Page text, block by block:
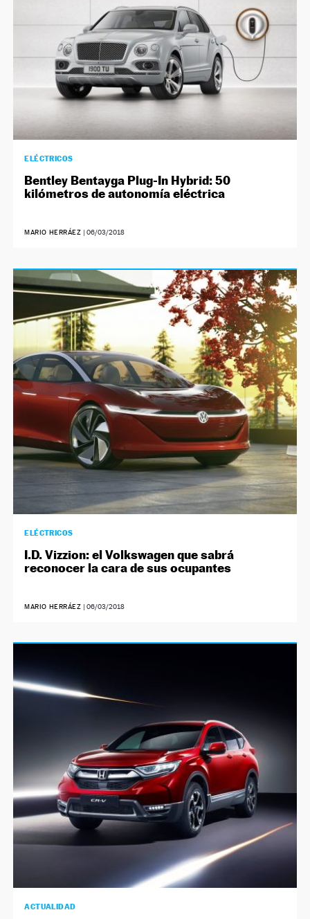
ELÉCTRICOS
Bentley Bentayga Plug-In Hybrid: 50
kilómetros de autonomía eléctrica
MARIO HERRÁEZ | 06/03/2018
ELÉCTRICOS
I.D. Vizzion: el Volkswagen que sabrá
reconocer la cara de sus ocupantes
MARIO HERRÁEZ | 06/03/2018
ACTUALIDAD